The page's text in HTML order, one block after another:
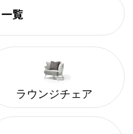
覧
ラウンジチェア